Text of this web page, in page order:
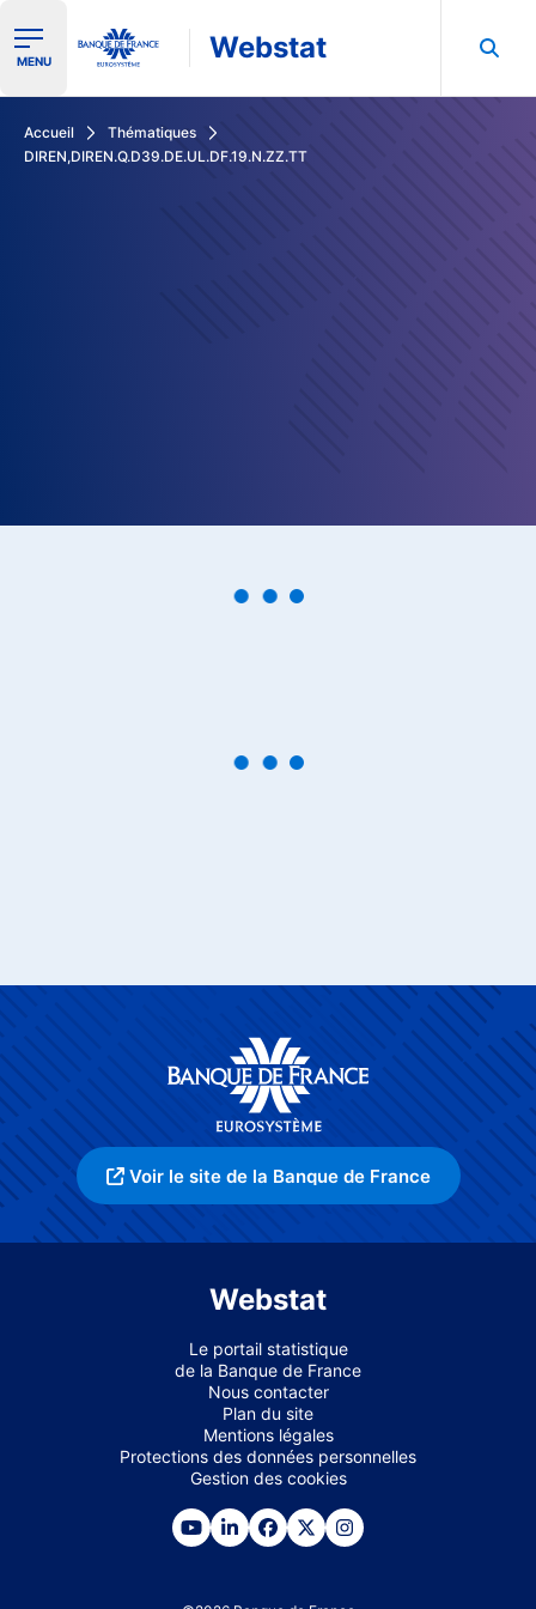
Ouvrir le menu de navigation
MENU Webstat
Accueil
Thématiques
DIREN,DIREN.Q.D39.DE.UL.DF.19.N.ZZ.TT
Voir le site de la Banque de France
Webstat
Le portail statistique
de la Banque de France
Nous contacter
Plan du site
Mentions légales
Protections des données personnelles
Gestion des cookies